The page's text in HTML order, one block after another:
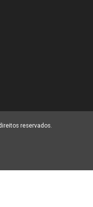
reservados.